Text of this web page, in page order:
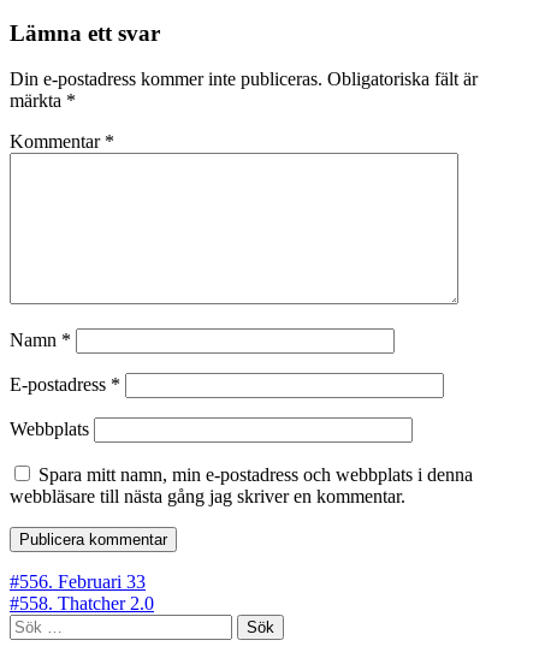
Lämna ett svar
Din e-postadress kommer inte publiceras. Obligatoriska fält är
märkta *
Kommentar *
Namn *
E-postadress *
Webbplats
Spara mitt namn, min e-postadress och webbplats i denna
webbläsare till nästa gång jag skriver en kommentar.
Inläggsnavigering
#556. Februari 33
#558. Thatcher 2.0
Sök
efter: